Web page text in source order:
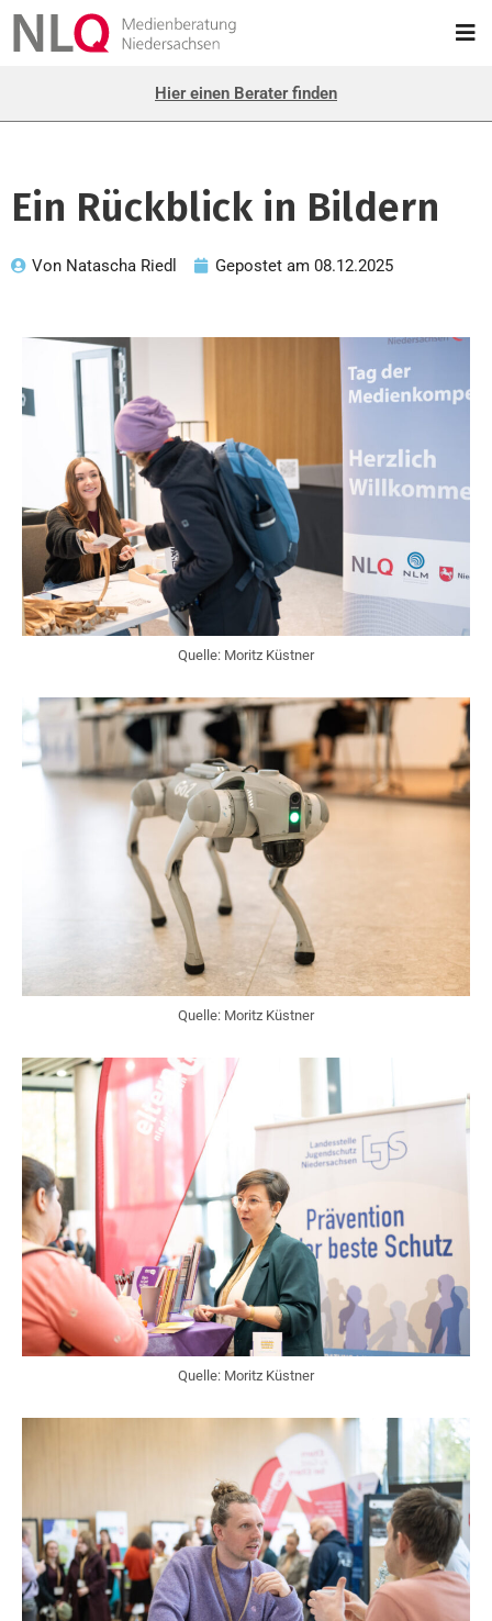
Hier einen Berater finden
Ein Rückblick in Bildern
Von Natascha Riedl Gepostet am 08.12.2025
Quelle: Moritz Küstner
Quelle: Moritz Küstner
Quelle: Moritz Küstner